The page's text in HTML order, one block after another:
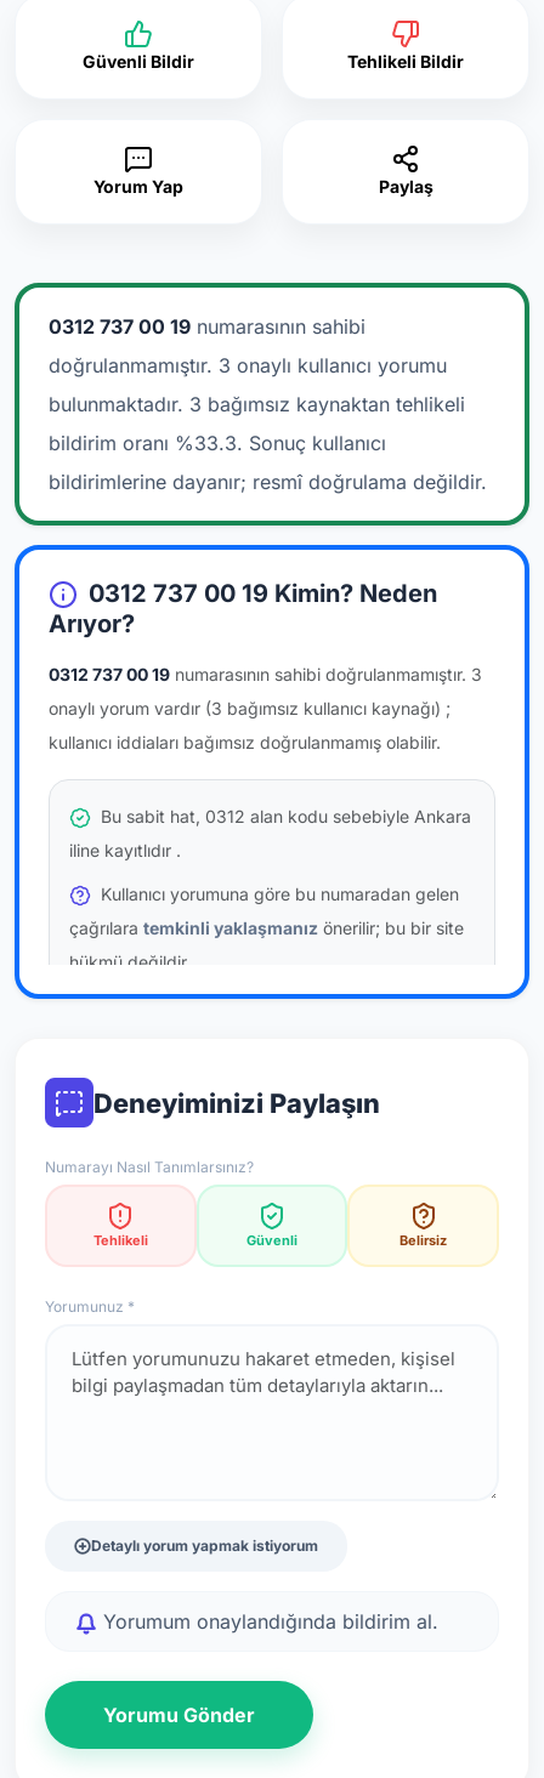
Güvenli Bildir Tehlikeli Bildir
Yorum Yap Paylaş
0312 737 00 19 numarasının sahibi
doğrulanmamıştır. 3 onaylı kullanıcı yorumu
bulunmaktadır. 3 bağımsız kaynaktan tehlikeli
bildirim oranı %33.3. Sonuç kullanıcı
bildirimlerine dayanır; resmî doğrulama değildir.
0312 737 00 19 Kimin? Neden
Arıyor?
0312 737 00 19 numarasının sahibi doğrulanmamıştır. 3
onaylı yorum vardır (3 bağımsız kullanıcı kaynağı) ;
kullanıcı iddiaları bağımsız doğrulanmamış olabilir.
Bu sabit hat, 0312 alan kodu sebebiyle Ankara
iline kayıtlıdır .
Kullanıcı yorumuna göre bu numaradan gelen
çağrılara temkinli yaklaşmanız önerilir; bu bir site
hükmü değildir.
Bu bilgiler onaylı kullanıcı bildirimlerine dayanır;
*Not: Değerlendirmeler onaylı kullanıcı yorumlarına göre
Deneyiminizi Paylaşın
Numarayı Nasıl Tanımlarsınız?
Tehlikeli Güvenli Belirsiz
Yorumunuz *
Detaylı yorum yapmak istiyorum
Yorumum onaylandığında bildirim al.
Yorumu Gönder